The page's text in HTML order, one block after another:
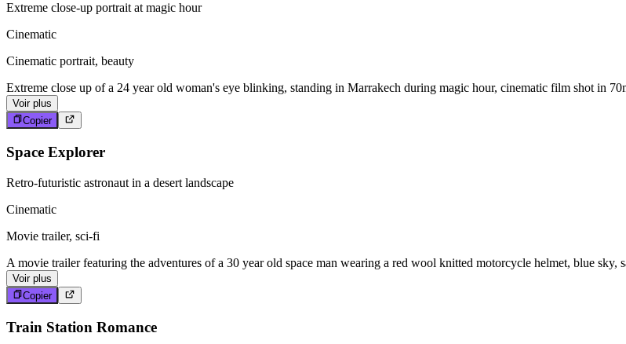
Extreme close-up portrait at magic hour
Cinematic
Cinematic portrait, beauty
Extreme close up of a 24 year old woman's eye blinking, standing in Marrakech during magic hour, cinematic film shot in
Voir plus
Copier
Space Explorer
Retro-futuristic astronaut in a desert landscape
Cinematic
Movie trailer, sci-fi
A movie trailer featuring the adventures of a 30 year old space man wearing a red wool knitted motorcycle helmet, blue
Voir plus
Copier
Train Station Romance